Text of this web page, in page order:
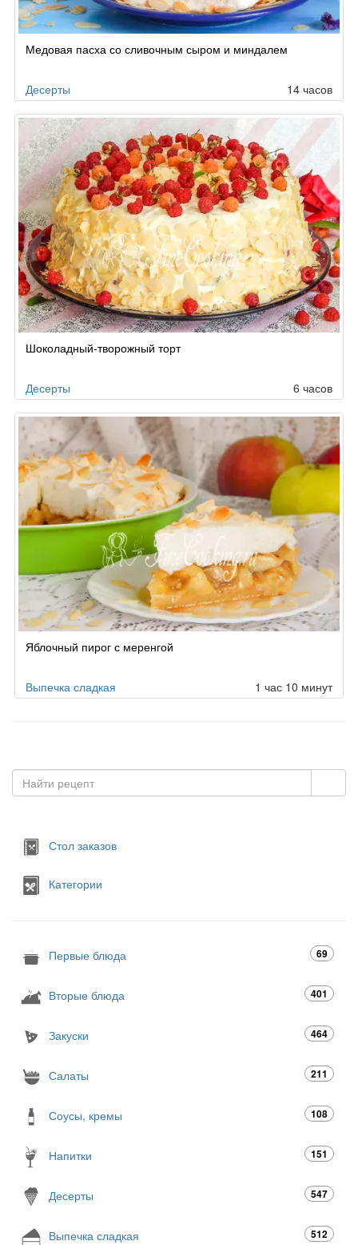
Медовая пасха со сливочным сыром и миндалем
Десерты 14 часов
Шоколадный-творожный торт
Десерты 6 часов
Яблочный пирог с меренгой
Выпечка сладкая 1 час 10 минут
Стол заказов
Категории
Первые блюда 69
Вторые блюда 401
Закуски 464
Салаты 211
Соусы, кремы 108
Напитки 151
Десерты 547
Выпечка сладкая 512